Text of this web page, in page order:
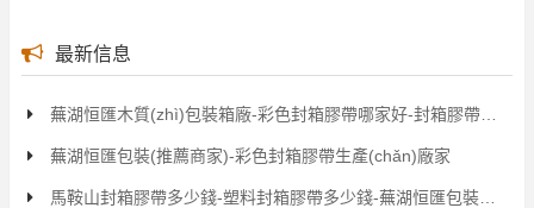
最新信息
蕪湖恒匯木質(zhì)包裝箱廠-彩色封箱膠帶哪家好-封箱膠帶哪家好
蕪湖恒匯包裝(推薦商家)-彩色封箱膠帶生產(chǎn)廠家
馬鞍山封箱膠帶多少錢-塑料封箱膠帶多少錢-蕪湖恒匯包裝廠家